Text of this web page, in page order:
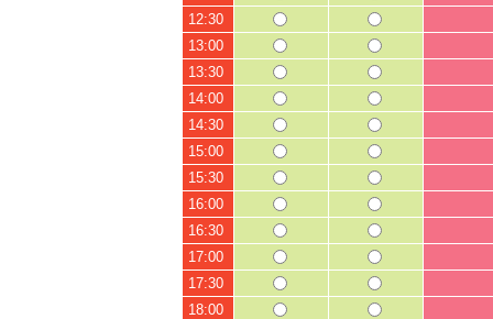
12:30
13:00
13:30
14:00
14:30
15:00
15:30
16:00
16:30
17:00
17:30
18:00